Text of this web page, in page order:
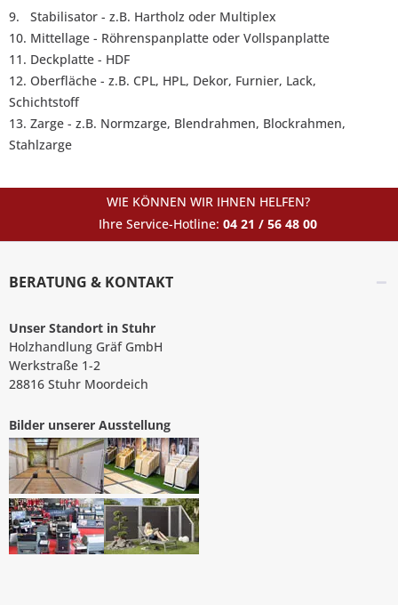
9. Stabilisator - z.B. Hartholz oder Multiplex
10. Mittellage - Röhrenspanplatte oder Vollspanplatte
11. Deckplatte - HDF
12. Oberfläche - z.B. CPL, HPL, Dekor, Furnier, Lack,
Schichtstoff
13. Zarge - z.B. Normzarge, Blendrahmen, Blockrahmen,
Stahlzarge
WIE KÖNNEN WIR IHNEN HELFEN?
Ihre Service-Hotline: 04 21 / 56 48 00
BERATUNG & KONTAKT
Unser Standort in Stuhr
Holzhandlung Gräf GmbH
Werkstraße 1-2
28816 Stuhr Moordeich
Bilder unserer Ausstellung